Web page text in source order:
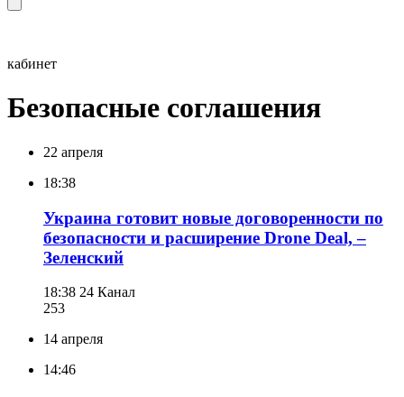
кабинет
Безопасные соглашения
22 апреля
18:38
Украина готовит новые договоренности по
безопасности и расширение Drone Deal, –
Зеленский
18:38 24 Канал
253
14 апреля
14:46